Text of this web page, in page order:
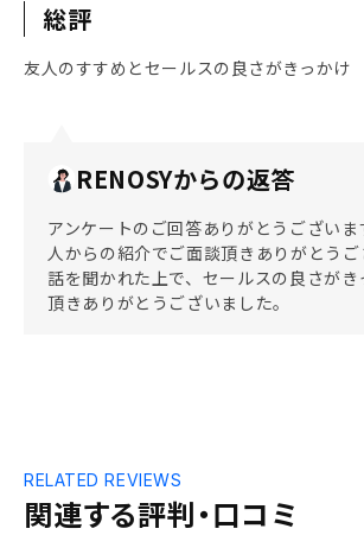
総評
友人のすすめとセールスの良さがきっかけ
RENOSYからの返答
アンケートのご回答ありがとうございま
人からの紹介でご面談頂きありがとう
話を聞かれた上で、セールスの良さがき
頂きありがとうございました。
関連する評判・口コミ
RELATED REVIEWS